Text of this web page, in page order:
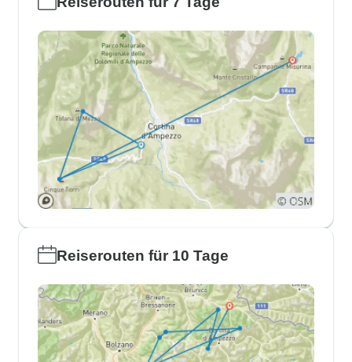
Reiserouten für 10 Tage